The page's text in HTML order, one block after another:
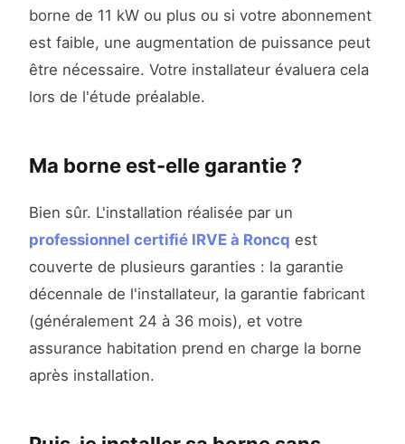
borne de 11 kW ou plus ou si votre abonnement
est faible, une augmentation de puissance peut
être nécessaire. Votre installateur évaluera cela
lors de l'étude préalable.
Ma borne est-elle garantie ?
Bien sûr. L'installation réalisée par un
professionnel certifié IRVE à Roncq est
couverte de plusieurs garanties : la garantie
décennale de l'installateur, la garantie fabricant
(généralement 24 à 36 mois), et votre
assurance habitation prend en charge la borne
après installation.